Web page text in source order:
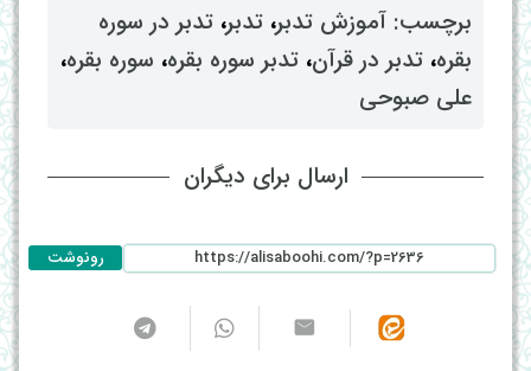
برچسب: ‌ آموزش تدبر، ‌ تدبر، ‌ تدبر در سوره
بقره، ‌ تدبر در قرآن، ‌ تدبر سوره بقره، ‌ سوره بقره،
علی صبوحی
ارسال برای دیگران
رونوشت